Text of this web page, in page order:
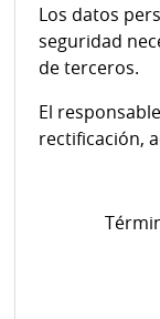
Los datos
seguridad
de terceros.
El
rectificación,